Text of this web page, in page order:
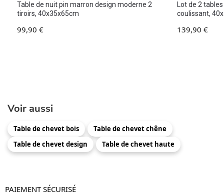
Table de nuit pin marron design moderne 2
tiroirs, 40x35x65cm
99,90 €
Lot de 2
coulissant,
139,90 €
Voir aussi
Table de chevet bois
Table de chevet chêne
Table de chevet design
Table de chevet haute
PAIEMENT SÉCURISÉ